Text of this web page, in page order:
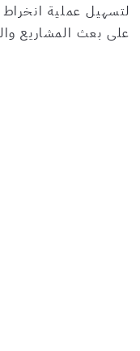
لتسهيل عملية
على بعث المشاريع